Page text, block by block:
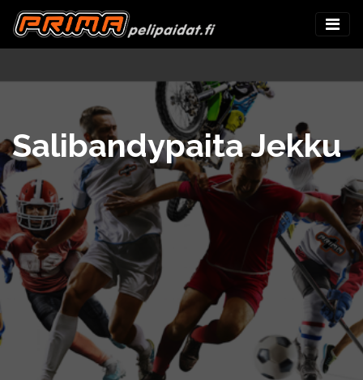
Salibandypaita Jekku